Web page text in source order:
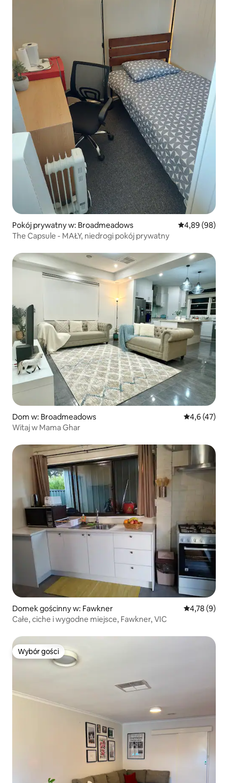
Pokój prywatny w: Broadmeadows Średnia
4,89 (98)
The Capsule - MAŁY, niedrogi pokój prywatny
Dom w: Broadmeadows Średnia
4,6 (47)
Witaj w Mama Ghar
Domek gościnny w: Fawkner Średnia
4,78 (9)
Całe, ciche i wygodne miejsce, Fawkner, VIC
Wybór gości
Wybór gości